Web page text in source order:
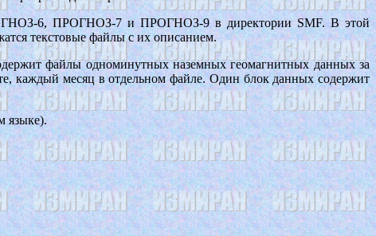
6, ПРОГНОЗ-7 и ПРОГНОЗ-9 в директории SMF. В этой
текстовые файлы с их описанием.
файлы одноминутных наземных геомагнитных данных за
каждый месяц в отдельном файле. Один блок данных содержит
языке).